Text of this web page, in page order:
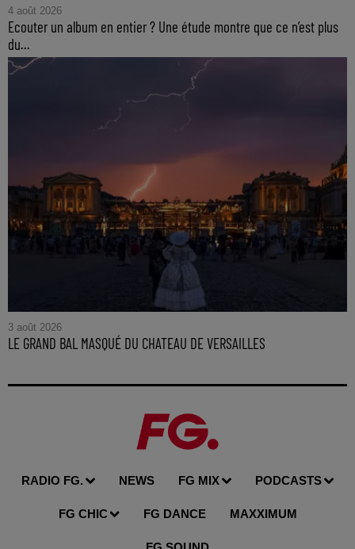
4 août 2026
Ecouter un album en entier ? Une étude montre que ce n’est plus
du...
3 août 2026
LE GRAND BAL MASQUÉ DU CHATEAU DE VERSAILLES
RADIO FG. NEWS FG MIX PODCASTS
FG CHIC FG DANCE MAXXIMUM